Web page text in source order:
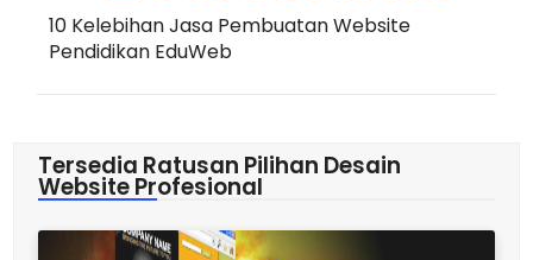
10 Kelebihan Jasa Pembuatan Website
Pendidikan EduWeb
Tersedia Ratusan Pilihan Desain
Website Profesional